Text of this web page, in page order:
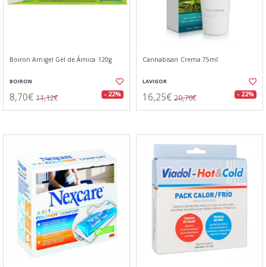
Boiron Arnigel Gel de Árnica 120g
BOIRON
8,70€ 11,12€ - 22%
Cannabisan Crema 75ml
LAVIGOR
16,25€ 20,76€ - 22%